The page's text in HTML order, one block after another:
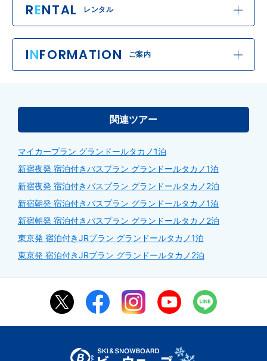
RENTAL レンタル
INFORMATION ご案内
関連ツアー
マイカープラン グランドールタカノ1泊
新宿夜発 宿泊付きバスプラン グランドールタカノ1泊
新宿夜発 宿泊付きバスプラン グランドールタカノ2泊
新宿朝発 宿泊付きバスプラン グランドールタカノ1泊
新宿朝発 宿泊付きバスプラン グランドールタカノ2泊
東京発 宿泊付きJRプラン グランドールタカノ1泊
東京発 宿泊付きJRプラン グランドールタカノ2泊